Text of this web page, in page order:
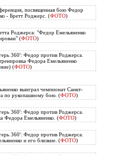
посвященная бою Федор
- Бретт Роджерс. (ФОТО)
Роджерса: "Федор Емельяненко
(ФОТО)
360': Федор против Роджерса.
Федора Емельяненко
(ФОТО)
выиграл чемпионат Санкт-
по рукопашному бою. (ФОТО)
360': Федор против Роджерса.
Федора Емельяненко. (ФОТО)
360': Федор против Роджерса.
и его близкие. (ФОТО)